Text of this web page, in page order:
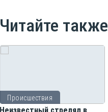
Читайте также
Происшествия